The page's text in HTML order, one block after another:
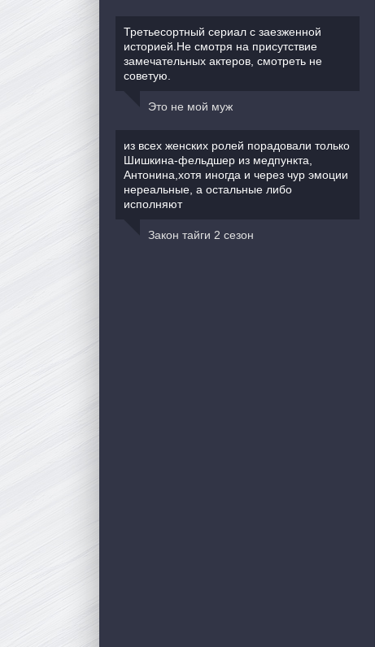
Третьесортный сериал с заезженной
историей.Не смотря на присутствие
замечательных актеров, смотреть не
советую.
Это не мой муж
из всех женских ролей порадовали только
Шишкина-фельдшер из медпункта,
Антонина,хотя иногда и через чур эмоции
нереальные, а остальные либо
исполняют
Закон тайги 2 сезон